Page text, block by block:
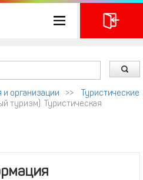
организации >>
Туристические
туризм). Туристическая